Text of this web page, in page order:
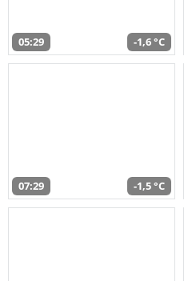
05:29 -1,6 °C
07:29 -1,5 °C